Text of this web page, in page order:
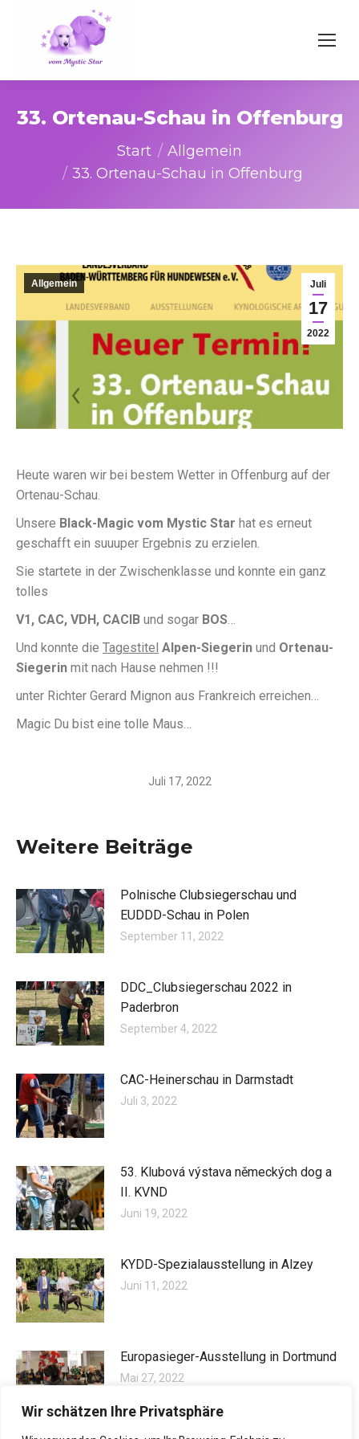
Wir schätzen Ihre Privatsphäre
33. Ortenau-Schau in Offenburg
Sie befinden sich hier:
Start
Allgemein
33. Ortenau-Schau in Offenburg
Juli
17
2022
Allgemein
Heute waren wir bei bestem Wetter in Offenburg auf der
Ortenau-Schau.
Unsere Black-Magic vom Mystic Star hat es erneut
geschafft ein suuuper Ergebnis zu erzielen.
Sie startete in der Zwischenklasse und konnte ein ganz
tolles
V1, CAC, VDH, CACIB und sogar BOS…
Und konnte die Tagestitel Alpen-Siegerin und Ortenau-
Siegerin mit nach Hause nehmen !!!
unter Richter Gerard Mignon aus Frankreich erreichen…
Magic Du bist eine tolle Maus…
Juli 17, 2022
Weitere Beiträge
Polnische Clubsiegerschau und
EUDDD-Schau in Polen
September 11, 2022
DDC_Clubsiegerschau 2022 in
Paderbron
September 4, 2022
CAC-Heinerschau in Darmstadt
Juli 3, 2022
53. Klubová výstava německých dog a
II. KVND
Juni 19, 2022
KYDD-Spezialausstellung in Alzey
Juni 11, 2022
Europasieger-Ausstellung in Dortmund
Mai 27, 2022